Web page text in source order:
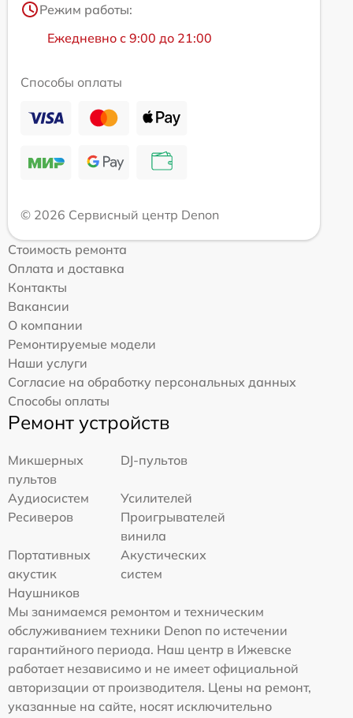
Режим работы:
Ежедневно с 9:00 до 21:00
Способы оплаты
© 2026 Сервисный центр Denon
Стоимость ремонта
Оплата и доставка
Контакты
Вакансии
О компании
Ремонтируемые модели
Наши услуги
Согласие на обработку персональных данных
Способы оплаты
Ремонт устройств
Микшерных
пультов
DJ-пультов
Аудиосистем
Усилителей
Ресиверов
Проигрывателей
винила
Портативных
акустик
Акустических
систем
Наушников
Мы занимаемся ремонтом и техническим
обслуживанием техники Denon по истечении
гарантийного периода. Наш центр в Ижевске
работает независимо и не имеет официальной
авторизации от производителя. Цены на ремонт,
указанные на сайте, носят исключительно